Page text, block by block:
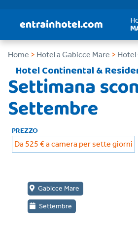
Home > Hotel a Gabicce Mare > Hotel
Hotel Continental &
Settimana
Settembre
PREZZO
Da 525 € a camera per sette giorni
Gabicce Mare
Settembre